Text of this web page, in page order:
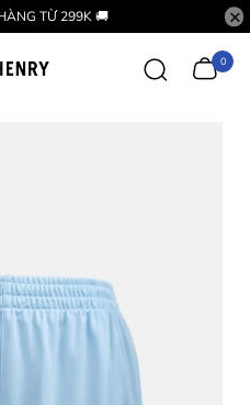
TỪ 299K 🚚
0